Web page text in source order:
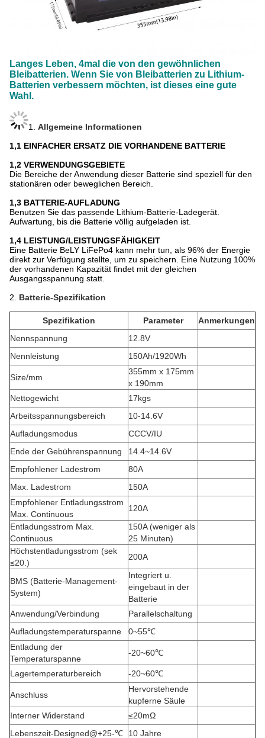
Langes Leben, 4mal die von den gewöhnlichen
Bleibatterien. Wenn Sie von Bleibatterien zu Lithium-
Batterien verbessern möchten, ist dieses eine gute
Wahl.
1. Allgemeine Informationen
1,1 EINFACHER ERSATZ DIE VORHANDENE BATTERIE
1,2 VERWENDUNGSGEBIETE
Die Bereiche der Anwendung dieser Batterie sind speziell für den
stationären oder beweglichen Bereich.
1,3 BATTERIE-AUFLADUNG
Benutzen Sie das passende Lithium-Batterie-Ladegerät.
Aufwartung, bis die Batterie völlig aufgeladen ist.
1,4 LEISTUNG/LEISTUNGSFÄHIGKEIT
Eine Batterie BeLY LiFePo4 kann mehr tun, als 96% der Energie
direkt zur Verfügung stellte, um zu speichern. Eine Nutzung 100%
der vorhandenen Kapazität findet mit der gleichen
Ausgangsspannung statt.
2. Batterie-Spezifikation
Spezifikation Parameter
Anmerkungen
Nennspannung
12.8V
Nennleistung
150Ah/1920Wh
Size/mm
355mm x 175mm
x 190mm
Nettogewicht
17kgs
Arbeitsspannungsbereich
10-14.6V
Aufladungsmodus
CCCV/IU
Ende der Gebührenspannung
14.4~14.6V
Empfohlener Ladestrom
80A
Max. Ladestrom
150A
Empfohlener Entladungsstrom
Max. Continuous
120A
Entladungsstrom Max.
Continuous
150A (weniger als
25 Minuten)
Höchstentladungsstrom (sek
≤20.)
200A
BMS (Batterie-Management-
System)
Integriert u.
eingebaut in der
Batterie
Anwendung/Verbindung
Parallelschaltung
Aufladungstemperaturspanne
0~55℃
Entladung der
Temperaturspanne
-20~60℃
Lagertemperaturbereich -20~60℃
Anschluss
Hervorstehende
kupferne Säule
Interner Widerstand
≤20mΩ
Lebenszeit-Designed@+25-℃
10 Jahre